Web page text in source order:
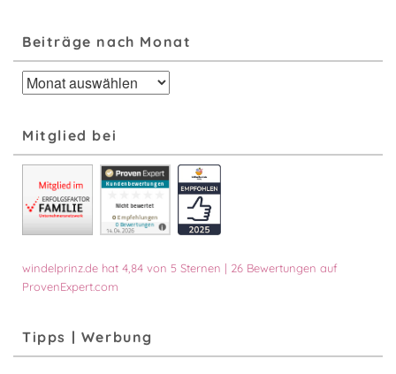
Beiträge nach Monat
Beiträge
nach
Mitglied bei
windelprinz.de hat 4,84 von 5 Sternen | 26 Bewertungen auf
ProvenExpert.com
Tipps | Werbung